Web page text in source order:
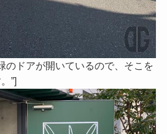
のドアが開いているので、そこを
”]